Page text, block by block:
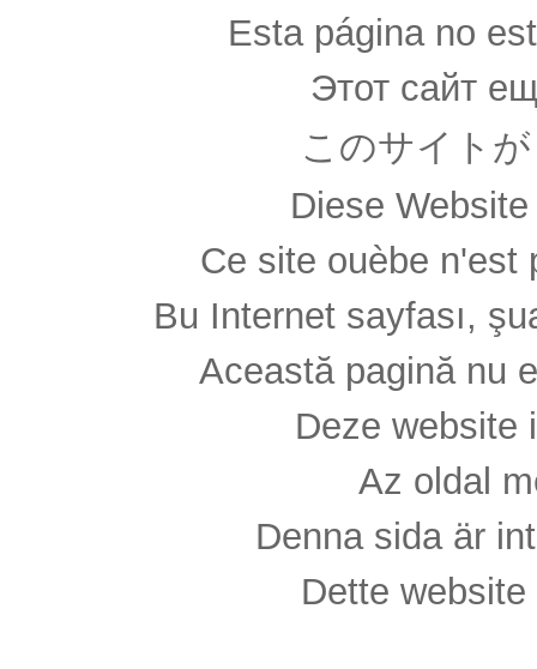
Esta página no
Этот сайт
このサイト
Diese
Ce site ouèbe n'est
Bu Internet sayfası,
Această pagină nu
Deze website
Az oldal
Denna sida är
Dette